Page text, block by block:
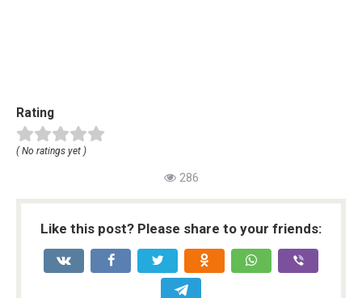
Rating
( No ratings yet )
286
Like this post? Please share to your friends: